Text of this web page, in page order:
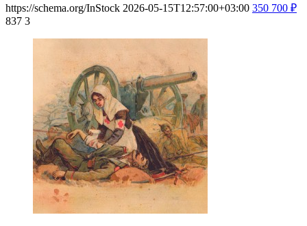
https://schema.org/InStock 2026-05-15T12:57:00+03:00 350 700 ₽
837 3